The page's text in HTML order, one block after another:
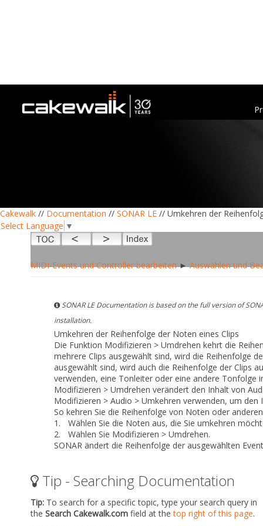
Cakewalk // Documentation // SONAR LE // Umkehren der
Select Language ▼
MIDI-Events und Controller bearbeiten►Auswählen und
SONAR LE Documentation is based on the full version of
installation.
Umkehren der Reihenfolge der Noten eines Clips
Die Funktion Modifizieren > Umdrehen kehrt die
mehrere Clips ausgewählt sind, wird die Reihenfolge
ausgewählt sind, wird auch die Reihenfolge der Clips
verwenden, eine Tonleiter oder eine andere Tonfolge
Modifizieren > Umdrehen verändert den Inhalt von
Modifizieren > Audio > Umkehren verwenden, um den
So kehren Sie die Reihenfolge von Noten oder
1.
Wählen Sie die Noten aus, die Sie umkehren
2.
Wählen Sie Modifizieren > Umdrehen.
SONAR ändert die Reihenfolge der ausgewählten
Tip - Searching Documentation
Tip: To search for a specific topic, type your search query in
the Search Cakewalk.com field at thetop right of this page.